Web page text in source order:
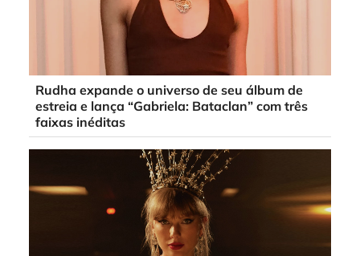
Rudha expande o universo de seu álbum de
estreia e lança “Gabriela: Bataclan” com três
faixas inéditas